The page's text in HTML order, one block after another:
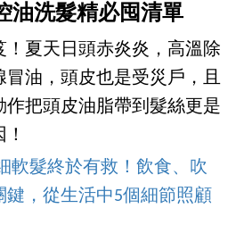
油洗髮精必囤清單
！夏天日頭赤炎炎，高溫除
冒油，頭皮也是受災戶，且
作把頭皮油脂帶到髮絲更是
軟髮終於有救！飲食、吹
鍵，從生活中5個細節照顧